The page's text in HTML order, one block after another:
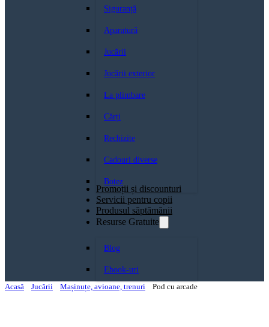
Siguranță
Aparatură
Jucării
Jucării exterior
La plimbare
Cărți
Rechizite
Cadouri diverse
Botez
Promoții și discounturi
Servicii pentru copii
Produsul săptămănii
Resurse Gratuite
Blog
Ebook-uri
Acasă
Jucării Mașinuțe, avioane, trenuri Pod cu arcade